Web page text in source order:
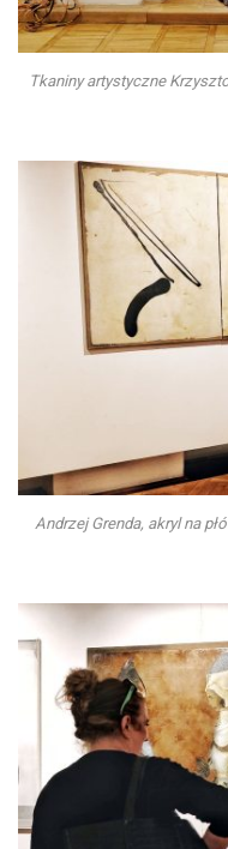
Tkaniny artystyczne
Andrzej Grenda, akryl na